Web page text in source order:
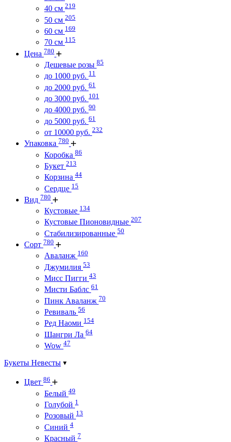
40 см 219
50 см 205
60 см 169
70 см 115
Цена 780
Дешевые розы 85
до 1000 руб. 11
до 2000 руб. 61
до 3000 руб. 101
до 4000 руб. 90
до 5000 руб. 61
от 10000 руб. 232
Упаковка 780
Коробка 86
Букет 213
Корзина 44
Сердце 15
Вид 780
Кустовые 134
Кустовые Пионовидные 207
Стабилизированные 50
Сорт 780
Аваланж 160
Джумилия 53
Мисс Пигги 43
Мисти Баблс 61
Пинк Аваланж 70
Ревиваль 56
Ред Наоми 154
Шангри Ла 64
Wow 47
Букеты Невесты
Цвет 86
Белый 49
Голубой 1
Розовый 13
Синий 4
Красный 7